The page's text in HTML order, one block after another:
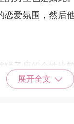
恋爱氛围，然后
子座的个性比较
了自己喜欢的人
能本来不太会控
展开全文